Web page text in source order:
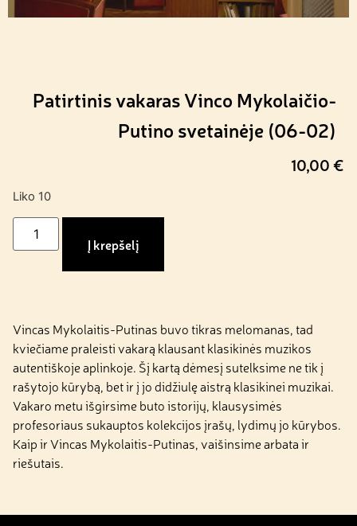
Patirtinis vakaras Vinco Mykolaičio-
Putino svetainėje (06-02)
10,00€
Liko 10
Į krepšelį
Vincas Mykolaitis-Putinas buvo tikras melomanas, tad
kviečiame praleisti vakarą klausant klasikinės muzikos
autentiškoje aplinkoje. Šį kartą dėmesį sutelksime ne tik į
rašytojo kūrybą, bet ir į jo didžiulę aistrą klasikinei muzikai.
Vakaro metu išgirsime buto istorijų, klausysimės
profesoriaus sukauptos kolekcijos įrašų, lydimų jo kūrybos.
Kaip ir Vincas Mykolaitis-Putinas, vaišinsime arbata ir
riešutais.